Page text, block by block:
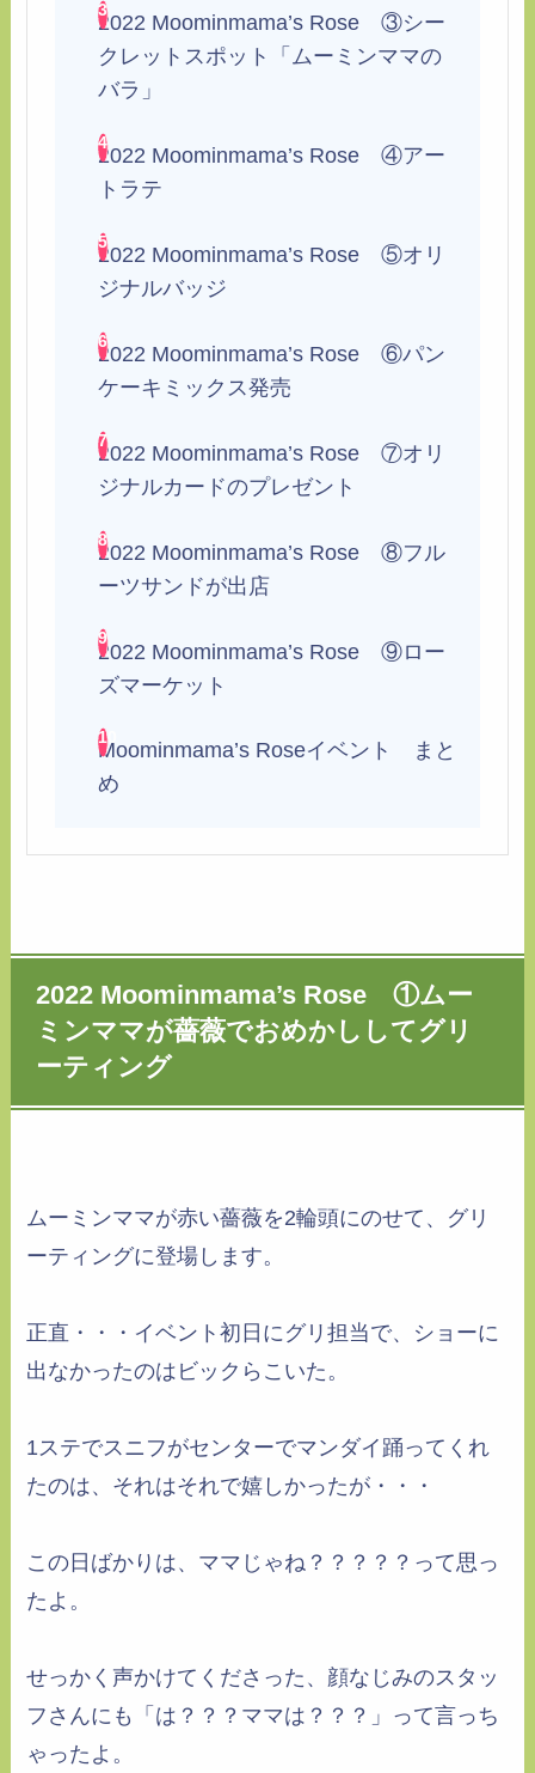
2022 Moominmama’s Rose ③シー
クレットスポット「ムーミンママの
バラ」
2022 Moominmama’s Rose ④アー
トラテ
2022 Moominmama’s Rose ⑤オリ
ジナルバッジ
2022 Moominmama’s Rose ⑥パン
ケーキミックス発売
2022 Moominmama’s Rose ⑦オリ
ジナルカードのプレゼント
2022 Moominmama’s Rose ⑧フル
ーツサンドが出店
2022 Moominmama’s Rose ⑨ロー
ズマーケット
Moominmama’s Roseイベント まと
め
2022 Moominmama’s Rose ①ムー
ミンママが薔薇でおめかししてグリ
ーティング
ムーミンママが赤い薔薇を2輪頭にのせて、グリ
ーティングに登場します。
正直・・・イベント初日にグリ担当で、ショーに
出なかったのはビックらこいた。
1ステでスニフがセンターでマンダイ踊ってくれ
たのは、それはそれで嬉しかったが・・・
この日ばかりは、ママじゃね？？？？？って思っ
たよ。
せっかく声かけてくださった、顔なじみのスタッ
フさんにも「は？？？ママは？？？」って言っち
ゃったよ。